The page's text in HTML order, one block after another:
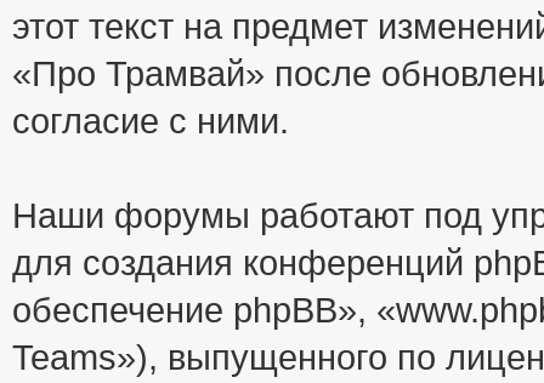
этот текст на предмет
«Про Трамвай» после
согласие с ними.
Наши форумы работают под
для создания конференций
обеспечение phpBB»,
Teams»), выпущенного по